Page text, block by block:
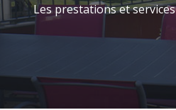
Les prestations et services